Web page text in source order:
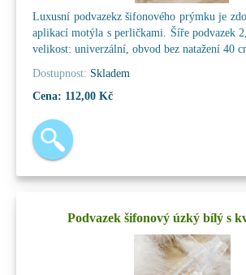
Luxusní podvazekz šifonového prýmku je
aplikací motýla s perličkami. Šíře podvazek
velikost: univerzální, obvod bez natažení 40
Dostupnost: Skladem
Cena: 112,00 Kč
Podvazek šifonový úzký bílý s